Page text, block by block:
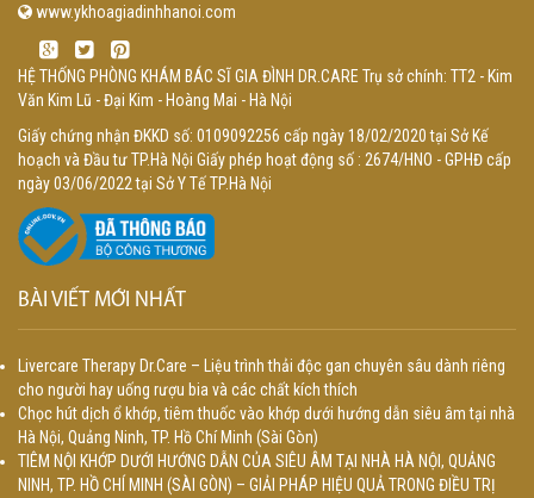
www.ykhoagiadinhhanoi.com
HỆ THỐNG PHÒNG KHÁM BÁC SĨ GIA ĐÌNH DR.CARE Trụ sở chính: TT2 - Kim
Văn Kim Lũ - Đại Kim - Hoàng Mai - Hà Nội
Giấy chứng nhận ĐKKD số: 0109092256 cấp ngày 18/02/2020 tại Sở Kế
hoạch và Đầu tư TP.Hà Nội Giấy phép hoạt động số : 2674/HNO - GPHĐ cấp
ngày 03/06/2022 tại Sở Y Tế TP.Hà Nội
BÀI VIẾT MỚI NHẤT
Livercare Therapy Dr.Care – Liệu trình thải độc gan chuyên sâu dành riêng
cho người hay uống rượu bia và các chất kích thích
Chọc hút dịch ổ khớp, tiêm thuốc vào khớp dưới hướng dẫn siêu âm tại nhà
Hà Nội, Quảng Ninh, TP. Hồ Chí Minh (Sài Gòn)
TIÊM NỘI KHỚP DƯỚI HƯỚNG DẪN CỦA SIÊU ÂM TẠI NHÀ HÀ NỘI, QUẢNG
NINH, TP. HỒ CHÍ MINH (SÀI GÒN) – GIẢI PHÁP HIỆU QUẢ TRONG ĐIỀU TRỊ